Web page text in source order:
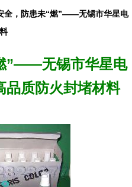
全，防患未“燃”——无锡市华星电
”——无锡市华星电
品质防火封堵材料